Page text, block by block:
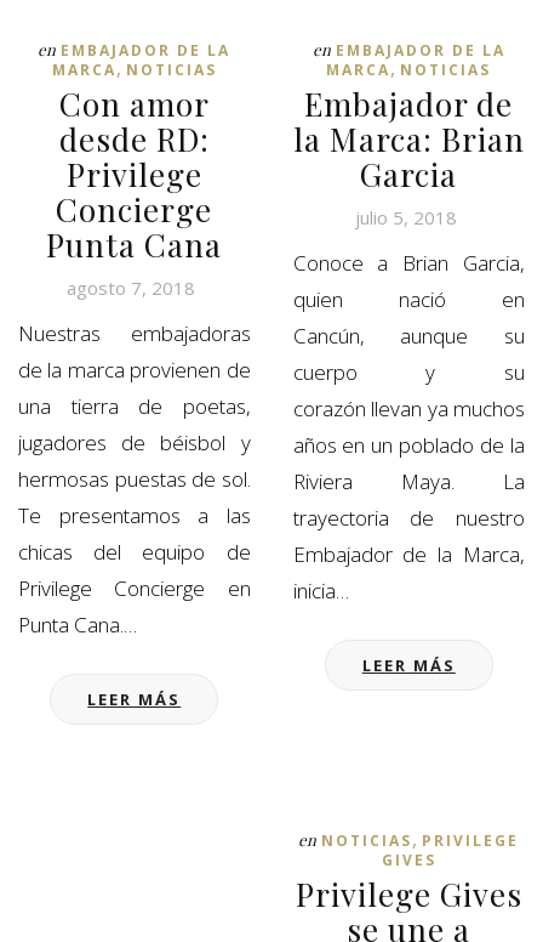
en EMBAJADOR DE LA
MARCA, NOTICIAS
Con amor
desde RD:
Privilege
Concierge
Punta Cana
agosto 7, 2018
Nuestras embajadoras
de la marca provienen de
una tierra de poetas,
jugadores de béisbol y
hermosas puestas de sol.
Te presentamos a las
chicas del equipo de
Privilege Concierge en
Punta Cana.…
LEER MÁS
en EMBAJADOR DE LA
MARCA, NOTICIAS
Embajador de
la Marca: Brian
Garcia
julio 5, 2018
Conoce a Brian Garcia,
quien nació en
Cancún, aunque su
cuerpo y su
corazón llevan ya muchos
años en un poblado de la
Riviera Maya. La
trayectoria de nuestro
Embajador de la Marca,
inicia…
LEER MÁS
en NOTICIAS, PRIVILEGE
GIVES
Privilege Gives
se une a